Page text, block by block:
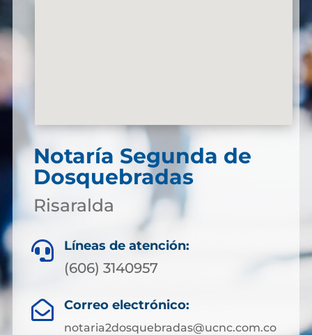
Notaría Segunda de
Dosquebradas
Risaralda
 Líneas de atención:
(606) 3140957
 Correo electrónico:
notaria2dosquebradas@ucnc.com.co